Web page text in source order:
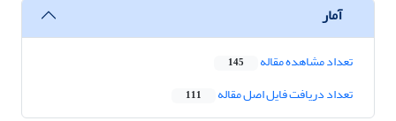
آمار
تعداد مشاهده مقاله 145
تعداد دریافت فایل اصل مقاله 111